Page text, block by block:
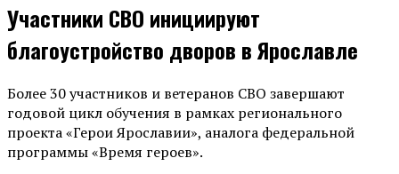
Участники СВО инициируют
благоустройство дворов в Ярославле
Более 30 участников и ветеранов СВО завершают
годовой цикл обучения в рамках регионального
проекта «Герои Ярославии», аналога федеральной
программы «Время героев».